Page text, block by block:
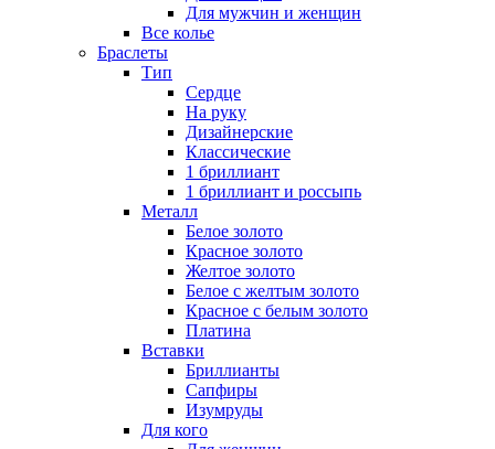
Для мужчин и женщин
Все колье
Браслеты
Тип
Сердце
На руку
Дизайнерские
Классические
1 бриллиант
1 бриллиант и россыпь
Металл
Белое золото
Красное золото
Желтое золото
Белое с желтым золото
Красное с белым золото
Платина
Вставки
Бриллианты
Сапфиры
Изумруды
Для кого